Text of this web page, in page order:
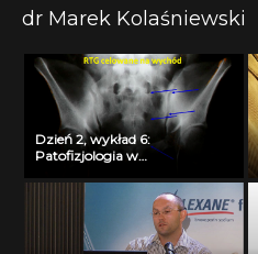
dr Marek Kolaśniewski
Dzień 2, wykład 6:
Patofizjologia w
Marek Kolaśniewski